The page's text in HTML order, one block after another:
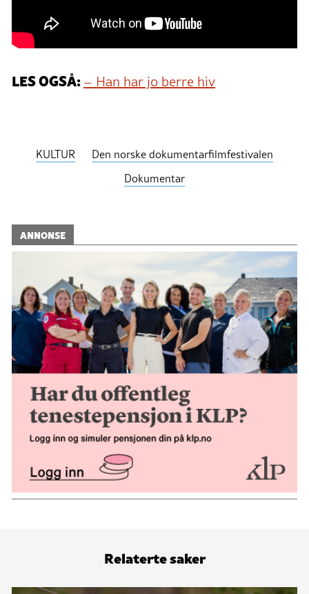
LES OGSÅ:– Han har jo berre hiv
KULTUR
Den norske dokumentarfilmfestivalen
Dokumentar
ANNONSE
Relaterte saker